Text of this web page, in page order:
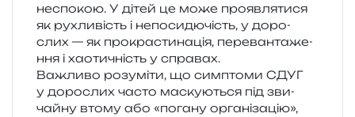
неспо­кою. У дітей це може про­яв­ля­ти­ся
як рухли­вість і непо­си­дю­чість, у доро­
слих — як про­кра­сти­на­ція, пере­ван­та­же­
н­ня і хао­ти­чність у справах.
Важливо розу­мі­ти, що сим­пто­ми СДУГ
у доро­слих часто маску­ю­ться під зви­
чай­ну втому або «пога­ну орга­ні­за­цію»,